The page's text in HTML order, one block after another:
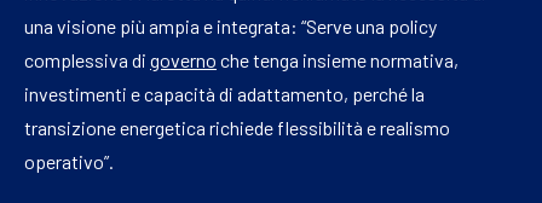
una visione più ampia e integrata: “Serve una policy
complessiva di governo che tenga insieme normativa,
investimenti e capacità di adattamento, perché la
transizione energetica richiede flessibilità e realismo
operativo”.